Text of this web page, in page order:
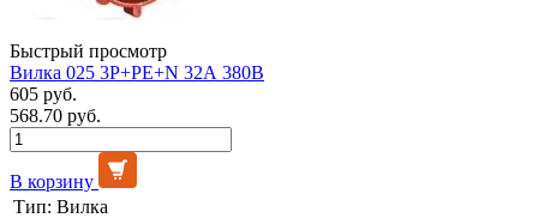
Быстрый просмотр
Вилка 025 3Р+РЕ+N 32А 380В
605 руб.
568.70 руб.
В корзину
Тип: Вилка